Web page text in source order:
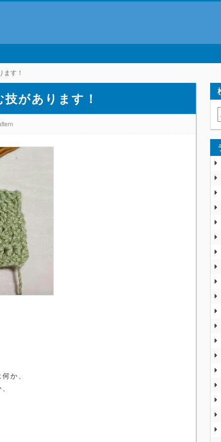
す！
があります！
か、